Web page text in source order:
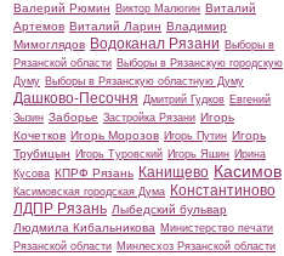
Валерий Рюмин Виктор Малюгин Виталий
Артемов Виталий Ларин Владимир
Мимоглядов Водоканал Рязани Выборы в
Рязанской области Выборы в Рязанскую городскую
Думу Выборы в Рязанскую областную Думу
Дашково-Песочня Дмитрий Гудков Евгений
Зызин Заборье Застройка Рязани Игорь
Кочетков Игорь Морозов Игорь Путин Игорь
Трубицын Игорь Туровский Игорь Яшин Ирина
Кусова КПРФ Рязань Канищево Касимов
Касимовская городская Дума Константиново
ЛДПР Рязань Лыбедский бульвар
Людмила Кибальникова Министерство печати
Рязанской области Минлесхоз Рязанской области